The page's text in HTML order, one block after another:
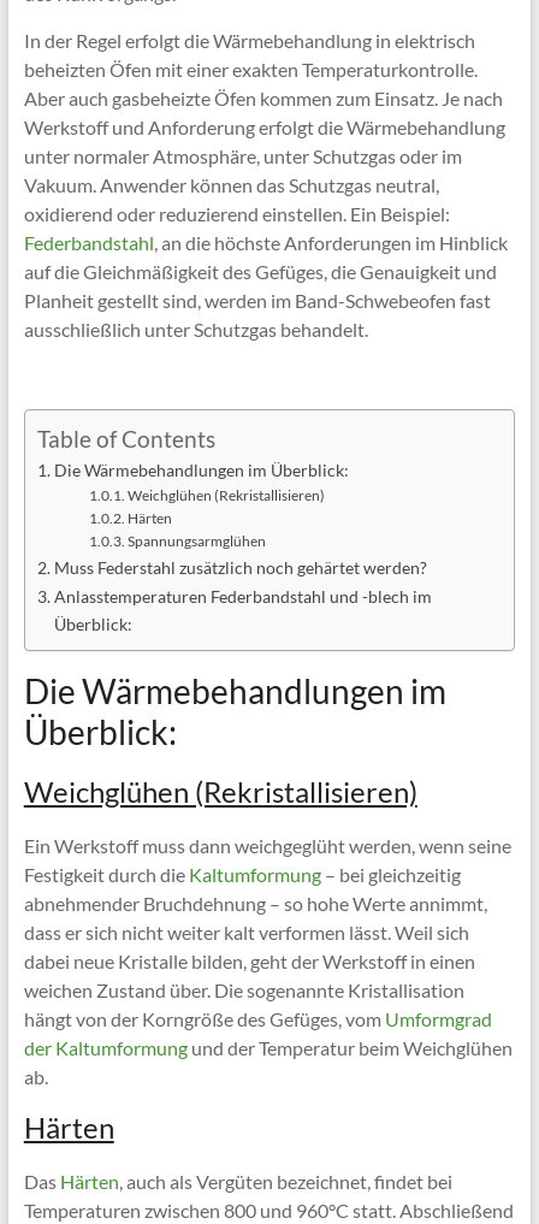
In der Regel erfolgt die Wärmebehandlung in elektrisch
beheizten Öfen mit einer exakten Temperaturkontrolle.
Aber auch gasbeheizte Öfen kommen zum Einsatz. Je nach
Werkstoff und Anforderung erfolgt die Wärmebehandlung
unter normaler Atmosphäre, unter Schutzgas oder im
Vakuum. Anwender können das Schutzgas neutral,
oxidierend oder reduzierend einstellen. Ein Beispiel:
Federbandstahl, an die höchste Anforderungen im Hinblick
auf die Gleichmäßigkeit des Gefüges, die Genauigkeit und
Planheit gestellt sind, werden im Band-Schwebeofen fast
ausschließlich unter Schutzgas behandelt.
Table of Contents
Die Wärmebehandlungen im Überblick:
Weichglühen (Rekristallisieren)
Härten
Spannungsarmglühen
Muss Federstahl zusätzlich noch gehärtet werden?
Anlasstemperaturen Federbandstahl und -blech im
Überblick:
Die Wärmebehandlungen im
Überblick:
Weichglühen (Rekristallisieren)
Ein Werkstoff muss dann weichgeglüht werden, wenn seine
Festigkeit durch die Kaltumformung– bei gleichzeitig
abnehmender Bruchdehnung – so hohe Werte annimmt,
dass er sich nicht weiter kalt verformen lässt. Weil sich
dabei neue Kristalle bilden, geht der Werkstoff in einen
weichen Zustand über. Die sogenannte Kristallisation
hängt von der Korngröße des Gefüges, vom Umformgrad
der Kaltumformungund der Temperatur beim Weichglühen
ab.
Härten
Das Härten, auch als Vergüten bezeichnet, findet bei
Temperaturen zwischen 800 und 960°C statt. Abschließend